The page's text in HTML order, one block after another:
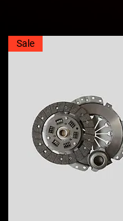
Sale